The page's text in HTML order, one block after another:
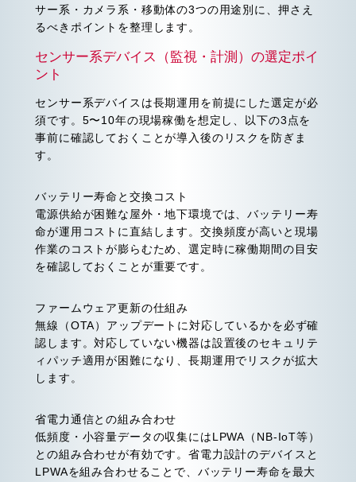
サー系・カメラ系・移動体の3つの用途別に、押さえ
るべきポイントを整理します。
センサー系デバイス（監視・計測）の選定ポイ
ント
センサー系デバイスは長期運用を前提にした選定が必
須です。5〜10年の現場稼働を想定し、以下の3点を
事前に確認しておくことが導入後のリスクを防ぎま
す。
バッテリー寿命と交換コスト
電源供給が困難な屋外・地下環境では、バッテリー寿
命が運用コストに直結します。交換頻度が高いと現場
作業のコストが膨らむため、選定時に稼働期間の目安
を確認しておくことが重要です。
ファームウェア更新の仕組み
無線（OTA）アップデートに対応しているかを必ず確
認します。対応していない機器は設置後のセキュリテ
ィパッチ適用が困難になり、長期運用でリスクが拡大
します。
省電力通信との組み合わせ
低頻度・小容量データの収集にはLPWA（NB-IoT等）
との組み合わせが有効です。省電力設計のデバイスと
LPWAを組み合わせることで、バッテリー寿命を最大